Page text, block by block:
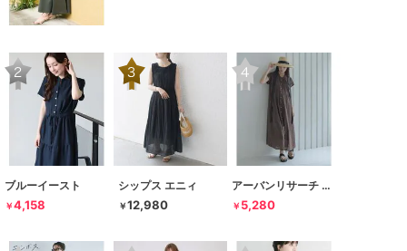
ブルーイースト
￥4,158
シップス エニィ
￥12,980
アーバンリサーチ サニーレーベル
￥ 5,280